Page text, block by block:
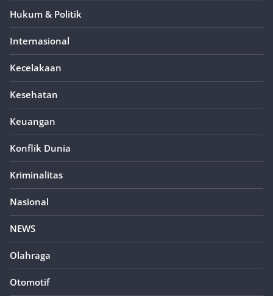
Hukum & Politik
Internasional
Kecelakaan
Kesehatan
Keuangan
Konflik Dunia
Kriminalitas
Nasional
NEWS
Olahraga
Otomotif